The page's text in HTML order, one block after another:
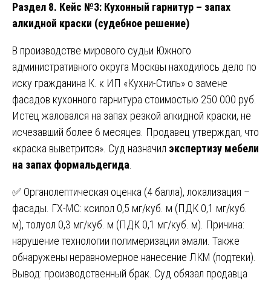
Раздел 8. Кейс №3: Кухонный гарнитур – запах
алкидной краски (судебное решение)
В производстве мирового судьи Южного
административного округа Москвы находилось дело по
иску гражданина К. к ИП «Кухни-Стиль» о замене
фасадов кухонного гарнитура стоимостью 250 000 руб.
Истец жаловался на запах резкой алкидной краски, не
исчезавший более 6 месяцев. Продавец утверждал, что
«краска выветрится». Суд назначил экспертизу мебели
на запах формальдегида.
✅ Органолептическая оценка (4 балла), локализация –
фасады. ГХ-МС: ксилол 0,5 мг/куб. м (ПДК 0,1 мг/куб.
м), толуол 0,3 мг/куб. м (ПДК 0,1 мг/куб. м). Причина:
нарушение технологии полимеризации эмали. Также
обнаружены неравномерное нанесение ЛКМ (подтеки).
Вывод: производственный брак. Суд обязал продавца